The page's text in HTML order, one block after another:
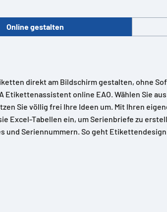
Online gestalten
direkt am Bildschirm gestalten, ohne
Etikettenassistent online EAO. Wählen Sie
Sie völlig frei Ihre Ideen um. Mit Ihren
Excel-Tabellen ein, um Serienbriefe zu
und Seriennummern. So geht Etikettendesign